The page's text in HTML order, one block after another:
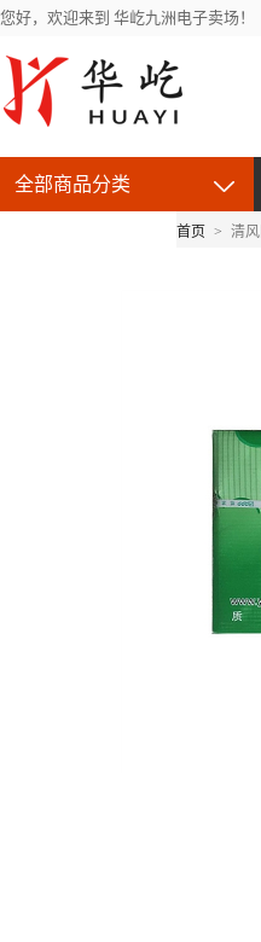
您好，欢迎来到 华屹九洲电子卖场！
全部商品分类
首页 > 清